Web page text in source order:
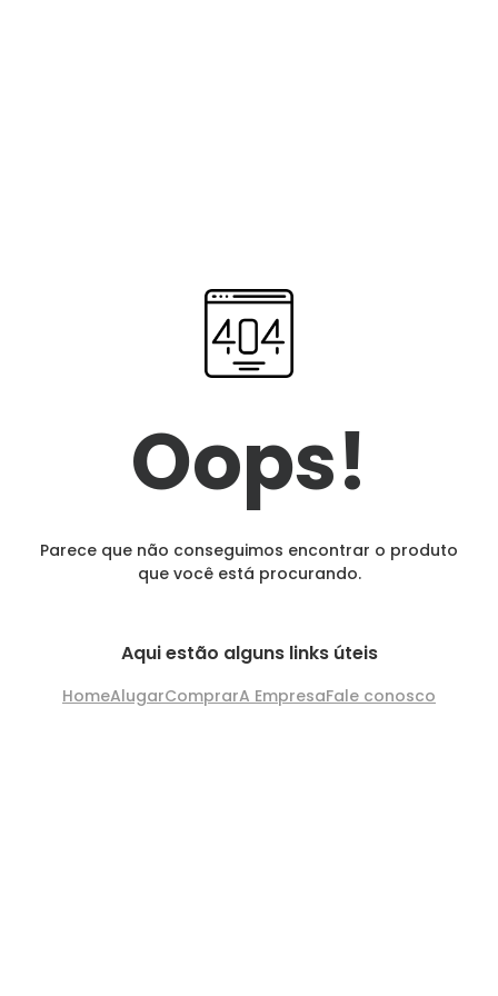
Oops!
Parece que não conseguimos encontrar o produto
que você está procurando.
Aqui estão alguns links úteis
HomeAlugarComprarA EmpresaFale conosco